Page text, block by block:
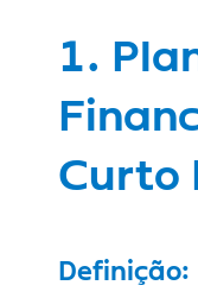
1.
Curto
Definição: